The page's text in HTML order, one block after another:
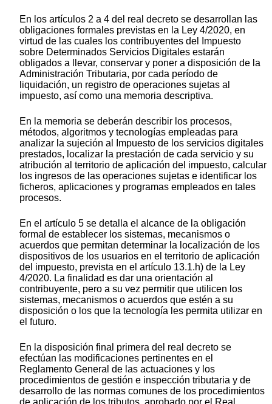
En los artículos 2 a 4 del real decreto se desarrollan las
obligaciones formales previstas en la Ley 4/2020, en
virtud de las cuales los contribuyentes del Impuesto
sobre Determinados Servicios Digitales estarán
obligados a llevar, conservar y poner a disposición de la
Administración Tributaria, por cada período de
liquidación, un registro de operaciones sujetas al
impuesto, así como una memoria descriptiva.
En la memoria se deberán describir los procesos,
métodos, algoritmos y tecnologías empleadas para
analizar la sujeción al Impuesto de los servicios digitales
prestados, localizar la prestación de cada servicio y su
atribución al territorio de aplicación del impuesto, calcular
los ingresos de las operaciones sujetas e identificar los
ficheros, aplicaciones y programas empleados en tales
procesos.
En el artículo 5 se detalla el alcance de la obligación
formal de establecer los sistemas, mecanismos o
acuerdos que permitan determinar la localización de los
dispositivos de los usuarios en el territorio de aplicación
del impuesto, prevista en el artículo 13.1.h) de la Ley
4/2020. La finalidad es dar una orientación al
contribuyente, pero a su vez permitir que utilicen los
sistemas, mecanismos o acuerdos que estén a su
disposición o los que la tecnología les permita utilizar en
el futuro.
En la disposición final primera del real decreto se
efectúan las modificaciones pertinentes en el
Reglamento General de las actuaciones y los
procedimientos de gestión e inspección tributaria y de
desarrollo de las normas comunes de los procedimientos
de aplicación de los tributos, aprobado por el Real